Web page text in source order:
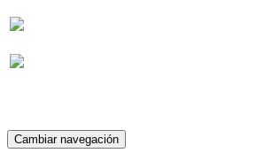
Cambiar navegación